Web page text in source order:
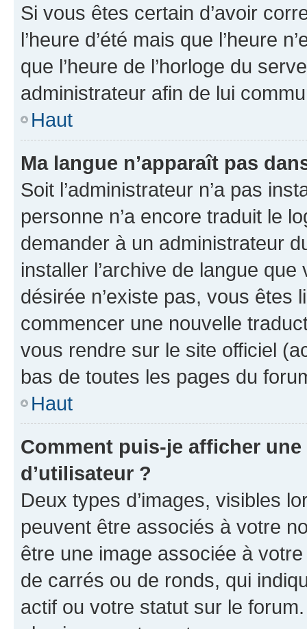
Si vous êtes certain d’avoir
l’heure d’été mais que l’heure
que l’heure de l’horloge du
administrateur afin de lui
Haut
Ma langue n’apparaît pas
Soit l’administrateur n’a pas
personne n’a encore traduit le
demander à un administrateur
installer l’archive de langue
désirée n’existe pas, vous êtes
commencer une nouvelle
vous rendre sur le site officiel
bas de toutes les pages du
Haut
Comment puis-je afficher
d’utilisateur ?
Deux types d’images, visibles
peuvent être associés à votre
être une image associée à
de carrés ou de ronds, qui
actif ou votre statut sur le